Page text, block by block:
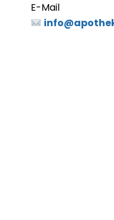
E-Mail